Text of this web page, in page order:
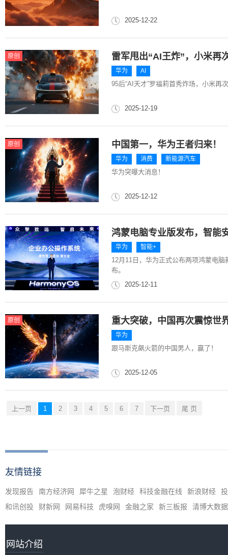
2025-12-22
原创 雷军甩出“AI王炸”，小米再
华为 AI
95后“AI天才”罗福莉首秀炸场，小米再
2025-12-19
原创 中国第一，华为王者归来！
华为 消费 新能源汽车
华为突曝大消息！
2025-12-12
鸿蒙电脑专业版发布，智能
华为 智能+
12月11日，华为正式公布两项鸿蒙电
布。
2025-12-11
原创 重大突破，中国再次震惊世
华为
跟马斯克飙火箭的中国男人，赢了！
2025-12-05
上一页 1 2 3 4 5 6 7 下一页 尾 页
友情链接
发现报告 南方经济网 犀牛之星 泡财经 科技金融在线 新浪财经
和讯创投
财新网 网易科技 虎嗅网 金融之家 新三板报 清博大数据
网站介绍